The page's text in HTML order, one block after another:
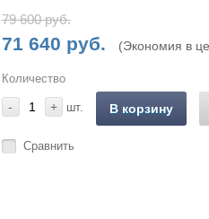
79 600 руб.
71 640 руб. (Экономия в
Количество
- + шт. В корзину
Сравнить